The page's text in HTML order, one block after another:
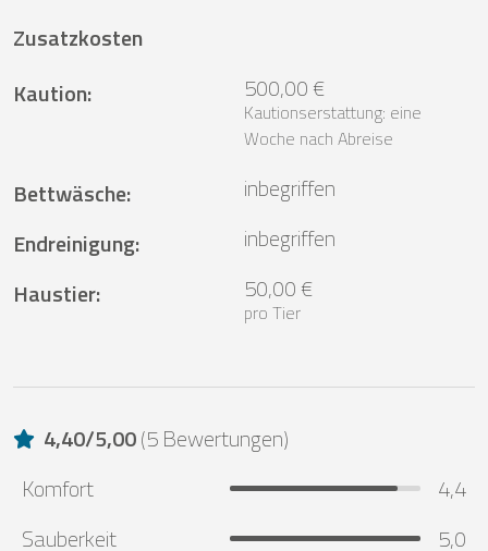
Zusatzkosten
Kaution: 500,00 €
Kautionserstattung: eine
Woche nach Abreise
Bettwäsche:
inbegriffen
Endreinigung:
inbegriffen
Haustier: 50,00 €
pro Tier
4,40/5,00(5 Bewertungen)
Komfort
4,4
Sauberkeit
5,0